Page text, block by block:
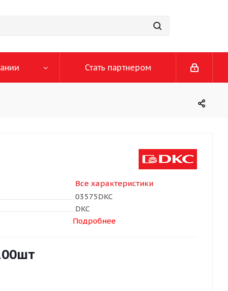
Стать партнером
Все характеристики
03575DKC
DKC
Подробнее